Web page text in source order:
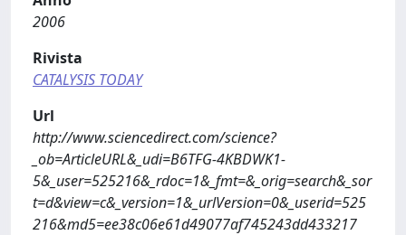
2006
Rivista
CATALYSIS TODAY
Url
http://www.sciencedirect.com/science?
_ob=ArticleURL&_udi=B6TFG-4KBDWK1-
5&_user=525216&_rdoc=1&_fmt=&_orig=search&_sor
t=d&view=c&_version=1&_urlVersion=0&_userid=525
216&md5=ee38c06e61d49077af745243dd433217